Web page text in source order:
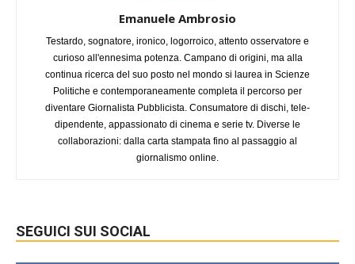
Emanuele Ambrosio
Testardo, sognatore, ironico, logorroico, attento osservatore e
curioso all'ennesima potenza. Campano di origini, ma alla
continua ricerca del suo posto nel mondo si laurea in Scienze
Politiche e contemporaneamente completa il percorso per
diventare Giornalista Pubblicista. Consumatore di dischi, tele-
dipendente, appassionato di cinema e serie tv. Diverse le
collaborazioni: dalla carta stampata fino al passaggio al
giornalismo online.
SEGUICI SUI SOCIAL